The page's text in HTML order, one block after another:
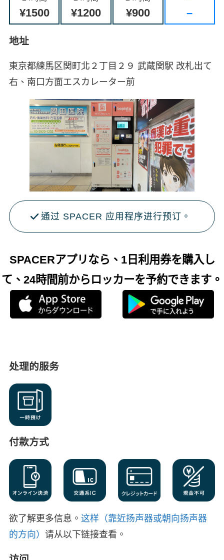
¥1500 ¥1200 ¥900 –
地址
東京都練馬区関町北２丁目２９ 武蔵関駅 改札出て
右、南口方面エスカレーター前
通过 SPACER 应用程序进行预订。
SPACERアプリなら、1日利用券を購入し
て、24時間前からロッカーを予約できます。
处理的服务
付款方式
欲了解更多信息。 这样（靠近扬声器或朝向扬声器
的方向） 请从以下链接查看。